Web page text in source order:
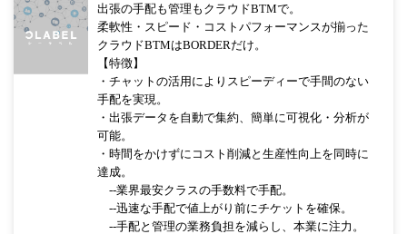
出張の手配も管理もクラウドBTMで。
柔軟性・スピード・コストパフォーマンスが揃った
クラウドBTMはBORDERだけ。
【特徴】
・チャットの活用によりスピーディーで手間のない
手配を実現。
・出張データを自動で集約、簡単に可視化・分析が
可能。
・時間をかけずにコスト削減と生産性向上を同時に
達成。
--業界最安クラスの手数料で手配。
--迅速な手配で値上がり前にチケットを確保。
--手配と管理の業務負担を減らし、本業に注力。